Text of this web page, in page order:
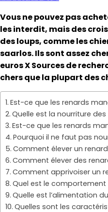
Vous ne pouvez pas
les interdit, mais des
des loups, comme les
saarlos. Ils sont assez
euros X Sources de
chers que la plupart des
Est-ce que les renards
Quelle est la nourriture des
Est-ce que les renards
Pourquoi il ne faut pas
Comment élever un
Comment élever des
Comment apprivoiser un
Quel est le comportement
Quelle est l’alimentation
Quelles sont les